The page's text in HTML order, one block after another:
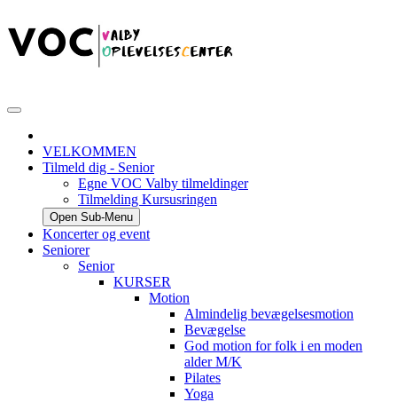
VELKOMMEN
Tilmeld dig - Senior
Egne VOC Valby tilmeldinger
Tilmelding Kursusringen
Open Sub-Menu
Koncerter og event
Seniorer
Senior
KURSER
Motion
Almindelig bevægelsesmotion
Bevægelse
God motion for folk i en moden
alder M/K
Pilates
Yoga